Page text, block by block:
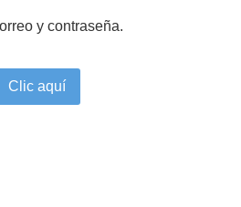
y contraseña.
Clic aquí